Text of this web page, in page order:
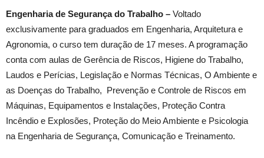
Engenharia de Segurança do Trabalho – Voltado
exclusivamente para graduados em Engenharia, Arquitetura e
Agronomia, o curso tem duração de 17 meses. A programação
conta com aulas de Gerência de Riscos, Higiene do Trabalho,
Laudos e Perícias, Legislação e Normas Técnicas, O Ambiente e
as Doenças do Trabalho, Prevenção e Controle de Riscos em
Máquinas, Equipamentos e Instalações, Proteção Contra
Incêndio e Explosões, Proteção do Meio Ambiente e Psicologia
na Engenharia de Segurança, Comunicação e Treinamento.